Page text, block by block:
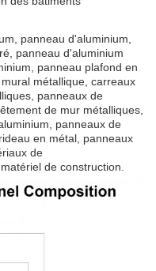
panneau d'aluminium,
panneau d'aluminium
panneau plafond en
métallique, carreaux
panneaux de
de mur métalliques,
panneaux de
en métal, panneaux
de
de construction.